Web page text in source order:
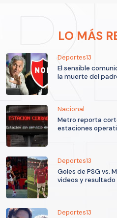
LO MÁS
Deportes13
El sensible
la muerte del
Nacional
Metro reporta
estaciones
Deportes13
Goles de PSG vs.
videos y resultado
Deportes13